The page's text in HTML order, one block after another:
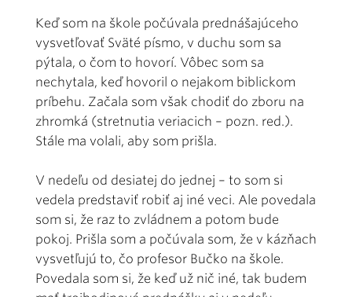
Keď som na škole počúvala prednášajúceho
vysvetľovať Sväté písmo, v duchu som sa
pýtala, o čom to hovorí. Vôbec som sa
nechytala, keď hovoril o nejakom biblickom
príbehu. Začala som však chodiť do zboru na
zhromká (stretnutia veriacich – pozn. red.).
Stále ma volali, aby som prišla.
V nedeľu od desiatej do jednej – to som si
vedela predstaviť robiť aj iné veci. Ale povedala
som si, že raz to zvládnem a potom bude
pokoj. Prišla som a počúvala som, že v kázňach
vysvetľujú to, čo profesor Bučko na škole.
Povedala som si, že keď už nič iné, tak budem